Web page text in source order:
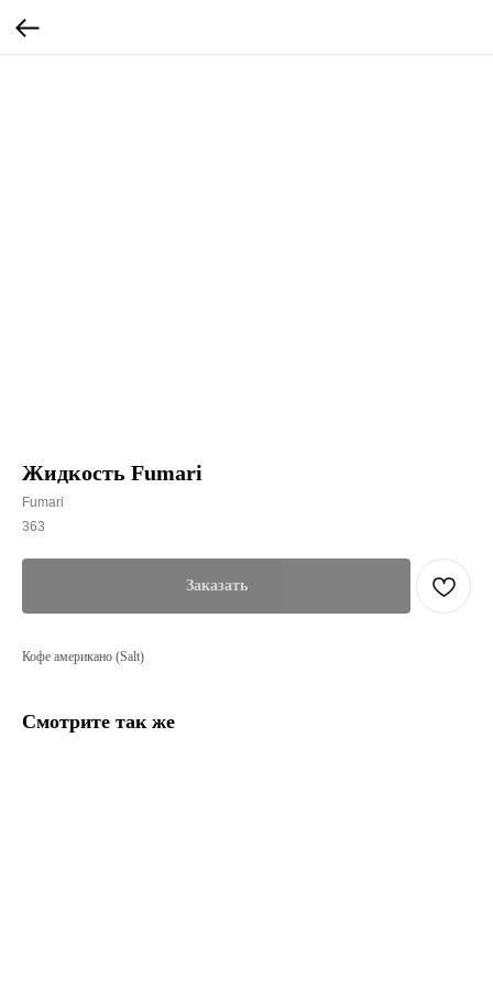
Жидкость Fumari
Fumari
363
Заказать
Кофе американо (Salt)
Смотрите так же